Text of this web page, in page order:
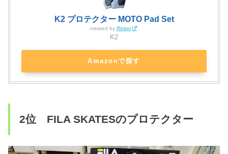
K2 プロテクター MOTO Pad Set
created by Rinker
K2
Amazonで探す
2位 FILA SKATESのプロテクター